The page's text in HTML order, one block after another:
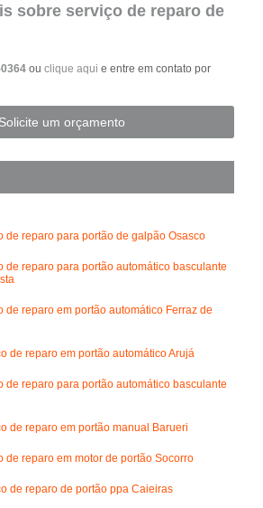
sobre serviço de reparo de
0364ouclique aqui e entre em contato por
Solicite um orçamento
de reparo para portão de galpão Osasco
de reparo para portão automático basculante
de reparo em portão automático Ferraz de
de reparo em portão automático Arujá
de reparo para portão automático basculante
de reparo em portão manual Barueri
de reparo em motor de portão Socorro
de reparo de portão ppa Caieiras